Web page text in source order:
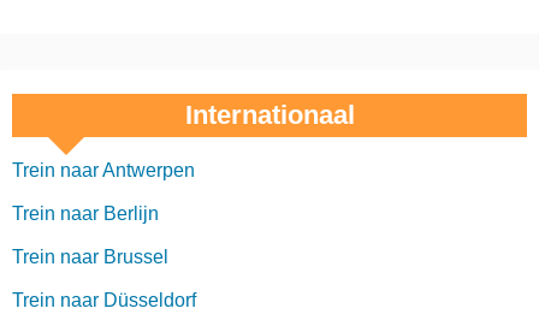
Internationaal
Trein naar Antwerpen
Trein naar Berlijn
Trein naar Brussel
Trein naar Düsseldorf